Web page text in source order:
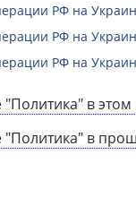
РФ на
РФ на
РФ на
в этом
в